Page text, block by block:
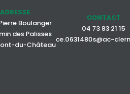
ADRESSE
Boulanger
des Palisses
du-Château
CONTACT
04 73 83 21 15
ce.0631480s@ac-